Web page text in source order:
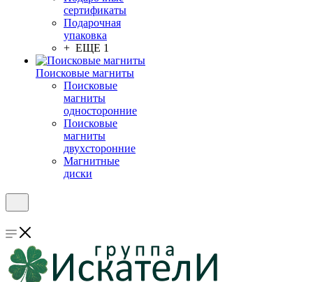
сертификаты
Подарочная
упаковка
+ ЕЩЕ 1
Поисковые магниты
Поисковые
магниты
односторонние
Поисковые
магниты
двухсторонние
Магнитные
диски